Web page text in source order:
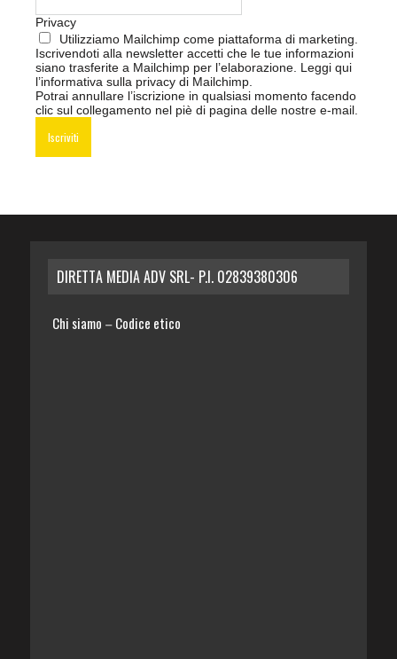
Privacy
Utilizziamo Mailchimp come piattaforma di marketing.
Iscrivendoti alla newsletter accetti che le tue informazioni
siano trasferite a Mailchimp per l’elaborazione. Leggi qui
l’informativa sulla privacy di Mailchimp
Potrai annullare l’iscrizione in qualsiasi momento facendo
clic sul collegamento nel piè di pagina delle nostre e-mail.
DIRETTA MEDIA ADV SRL- P.I. 02839380306
Chi siamo – Codice etico